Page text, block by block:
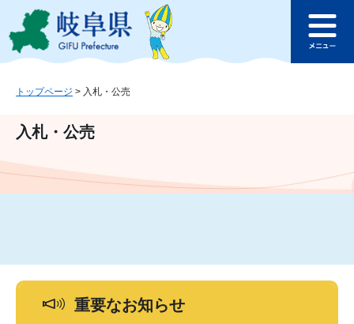
ジ
ュ
文
このページの本文へ
ュ
トップページ > 入札・公売
入札・公売
重要なお知らせ